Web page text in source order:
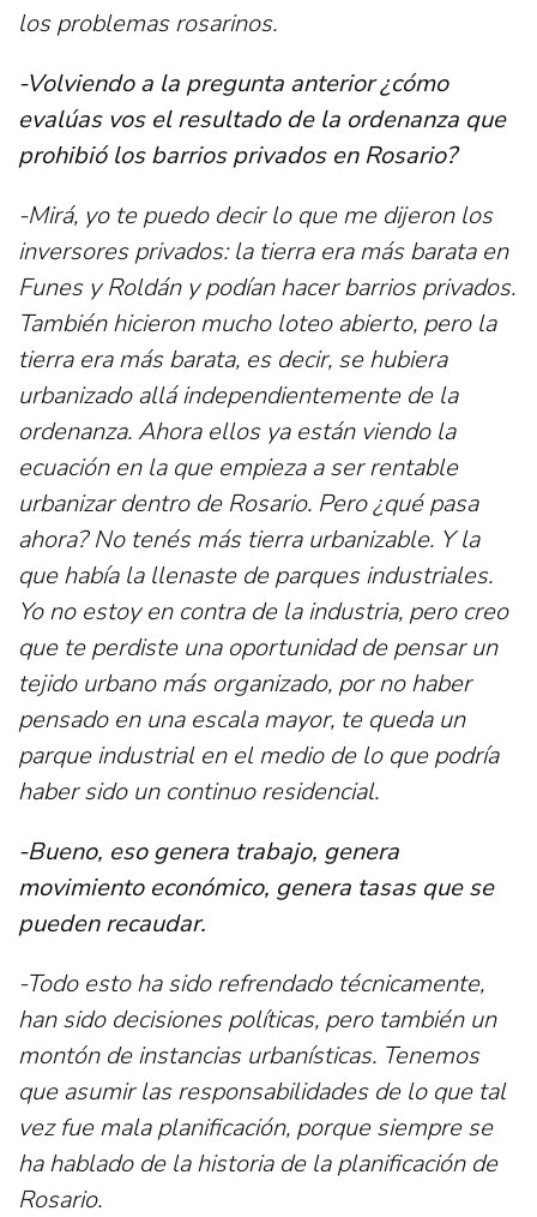
los problemas rosarinos.
-Volviendo a la pregunta anterior ¿cómo
evalúas vos el resultado de la ordenanza que
prohibió los barrios privados en Rosario?
-Mirá, yo te puedo decir lo que me dijeron los
inversores privados: la tierra era más barata en
Funes y Roldán y podían hacer barrios privados.
También hicieron mucho loteo abierto, pero la
tierra era más barata, es decir, se hubiera
urbanizado allá independientemente de la
ordenanza. Ahora ellos ya están viendo la
ecuación en la que empieza a ser rentable
urbanizar dentro de Rosario. Pero ¿qué pasa
ahora? No tenés más tierra urbanizable. Y la
que había la llenaste de parques industriales.
Yo no estoy en contra de la industria, pero creo
que te perdiste una oportunidad de pensar un
tejido urbano más organizado, por no haber
pensado en una escala mayor, te queda un
parque industrial en el medio de lo que podría
haber sido un continuo residencial.
-Bueno, eso genera trabajo, genera
movimiento económico, genera tasas que se
pueden recaudar.
-Todo esto ha sido refrendado técnicamente,
han sido decisiones políticas, pero también un
montón de instancias urbanísticas. Tenemos
que asumir las responsabilidades de lo que tal
vez fue mala planificación, porque siempre se
ha hablado de la historia de la planificación de
Rosario.